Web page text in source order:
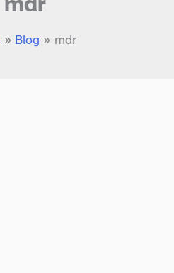
Blog mdr